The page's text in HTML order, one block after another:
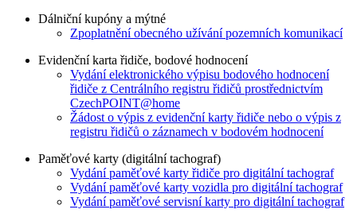
Dálniční kupóny a mýtné
Zpoplatnění obecného užívání pozemních komunikací
Evidenční karta řidiče, bodové hodnocení
Vydání elektronického výpisu bodového hodnocení
řidiče z Centrálního registru řidičů prostřednictvím
CzechPOINT@home
Žádost o výpis z evidenční karty řidiče nebo o výpis z
registru řidičů o záznamech v bodovém hodnocení
Paměťové karty (digitální tachograf)
Vydání paměťové karty řidiče pro digitální tachograf
Vydání paměťové karty vozidla pro digitální tachograf
Vydání paměťové servisní karty pro digitální tachograf